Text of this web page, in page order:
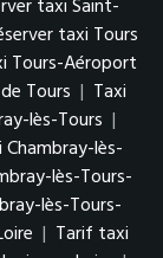
taxi Saint-
taxi Tours
Tours-Aéroport
Tours | Taxi
lès-Tours |
Chambray-lès-
lès-Tours-
lès-Tours-
| Tarif taxi